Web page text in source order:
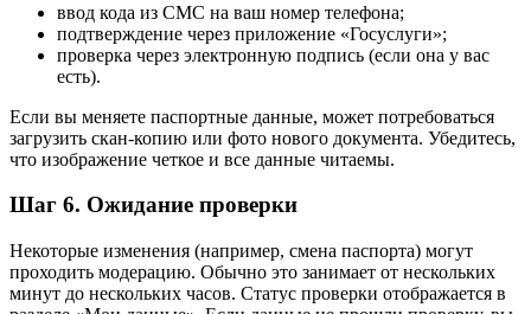
ввод кода из СМС на ваш номер телефона;
подтверждение через приложение «Госуслуги»;
проверка через электронную подпись (если она у вас
есть).
Если вы меняете паспортные данные, может потребоваться
загрузить скан-копию или фото нового документа. Убедитесь,
что изображение четкое и все данные читаемы.
Шаг 6. Ожидание проверки
Некоторые изменения (например, смена паспорта) могут
проходить модерацию. Обычно это занимает от нескольких
минут до нескольких часов. Статус проверки отображается в